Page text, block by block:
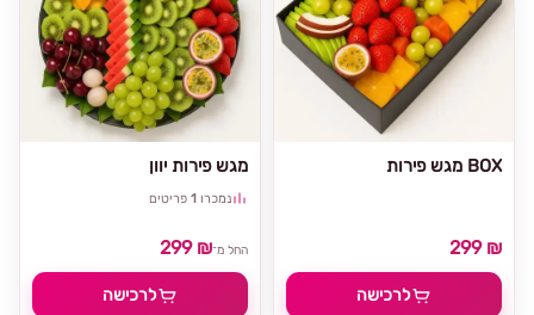
מגש פירות יוון
נמכרו 1 פריטים
החל מ־299 ₪
לרכישה
מגש פירות BOX
299 ₪
לרכישה